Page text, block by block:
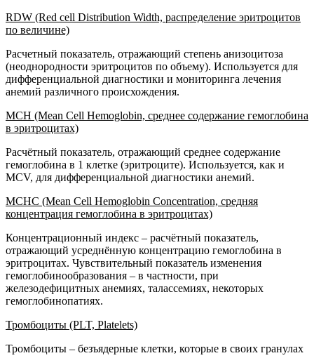
RDW (Red cell Distribution Width, распределение эритроцитов
по величине)
Расчетный показатель, отражающий степень анизоцитоза
(неоднородности эритроцитов по объему). Используется для
дифференциальной диагностики и мониторинга лечения
анемий различного происхождения.
MCH (Mean Cell Hemoglobin, среднее содержание гемоглобина
в эритроцитах)
Расчётный показатель, отражающий среднее содержание
гемоглобина в 1 клетке (эритроците). Используется, как и
MCV, для дифференциальной диагностики анемий.
MCHC (Mean Cell Hemoglobin Concentration, средняя
концентрация гемоглобина в эритроцитах)
Концентрационный индекс – расчётный показатель,
отражающий усреднённую концентрацию гемоглобина в
эритроцитах. Чувствительный показатель изменения
гемоглобинообразования – в частности, при
железодефицитных анемиях, талассемиях, некоторых
гемоглобинопатиях.
Тромбоциты (PLT, Platelets)
Тромбоциты – безъядерные клетки, которые в своих гранулах